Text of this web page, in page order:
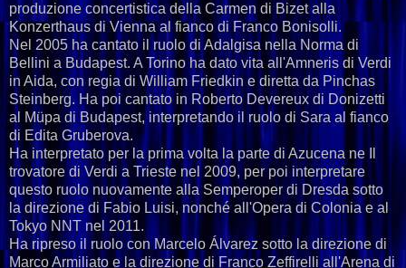
produzione concertistica della Carmen di Bizet alla
Konzerthaus di Vienna al fianco di Franco Bonisolli.
Nel 2005 ha cantato il ruolo di Adalgisa nella Norma di
Bellini a Budapest. A Torino ha dato vita all'Amneris di Verdi
in Aida, con regia di William Friedkin e diretta da Pinchas
Steinberg. Ha poi cantato in Roberto Devereux di Donizetti
al Müpa di Budapest, interpretando il ruolo di Sara al fianco
di Edita Gruberova.
Ha interpretato per la prima volta la parte di Azucena ne Il
trovatore di Verdi a Trieste nel 2009, per poi interpretare
questo ruolo nuovamente alla Semperoper di Dresda sotto
la direzione di Fabio Luisi, nonché all'Opera di Colonia e al
Tokyo NNT nel 2011.
Ha ripreso il ruolo con Marcelo Álvarez sotto la direzione di
Marco Armiliato e la direzione di Franco Zeffirelli all'Arena di